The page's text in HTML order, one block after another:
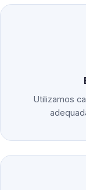
Utilizamos